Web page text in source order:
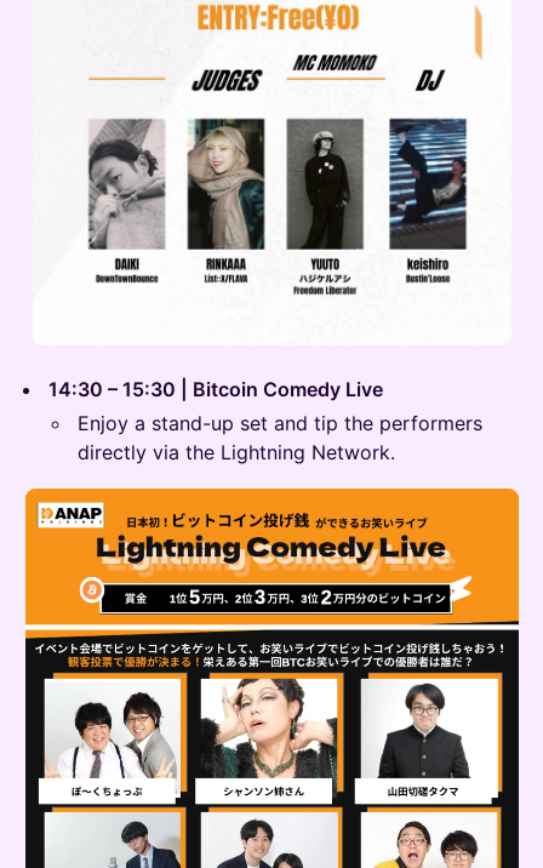
14:30 – 15:30 | Bitcoin Comedy Live
Enjoy a stand-up set and tip the performers
directly via the Lightning Network.